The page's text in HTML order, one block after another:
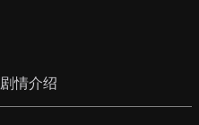
剧情介绍